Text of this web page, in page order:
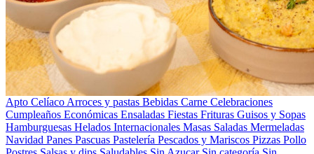
Apto Celíaco Arroces y pastas Bebidas Carne Celebraciones
Cumpleaños Económicas Ensaladas Fiestas Frituras Guisos y Sopas
Hamburguesas Helados Internacionales Masas Saladas Mermeladas
Navidad Panes Pascuas Pastelería Pescados y Mariscos Pizzas Pollo